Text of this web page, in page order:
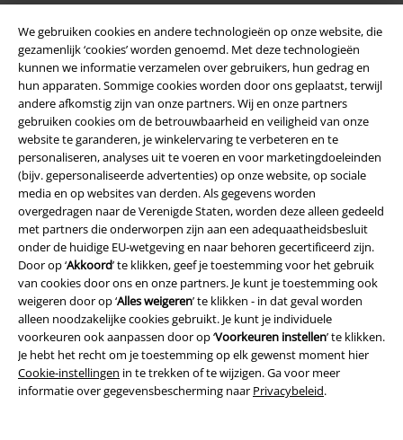
We gebruiken cookies en andere technologieën op onze website, die
gezamenlijk ‘cookies’ worden genoemd. Met deze technologieën
kunnen we informatie verzamelen over gebruikers, hun gedrag en
hun apparaten. Sommige cookies worden door ons geplaatst, terwijl
andere afkomstig zijn van onze partners. Wij en onze partners
gebruiken cookies om de betrouwbaarheid en veiligheid van onze
website te garanderen, je winkelervaring te verbeteren en te
personaliseren, analyses uit te voeren en voor marketingdoeleinden
(bijv. gepersonaliseerde advertenties) op onze website, op sociale
media en op websites van derden. Als gegevens worden
overgedragen naar de Verenigde Staten, worden deze alleen gedeeld
met partners die onderworpen zijn aan een adequaatheidsbesluit
onder de huidige EU-wetgeving en naar behoren gecertificeerd zijn.
Door op ‘Akkoord’ te klikken, geef je toestemming voor het gebruik
van cookies door ons en onze partners. Je kunt je toestemming ook
weigeren door op ‘Alles weigeren’ te klikken - in dat geval worden
alleen noodzakelijke cookies gebruikt. Je kunt je individuele
voorkeuren ook aanpassen door op ‘Voorkeuren instellen’ te klikken.
Je hebt het recht om je toestemming op elk gewenst moment hier
Cookie-instellingen in te trekken of te wijzigen. Ga voor meer
informatie over gegevensbescherming naar Privacybeleid.
Partnerprogramma's
Duurzaamheid
Maak deel uit van de community!